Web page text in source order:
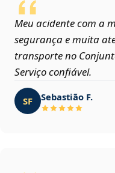
Meu acidente com a
segurança e muita
transporte no
Serviço confiável.
SF Sebastião F.